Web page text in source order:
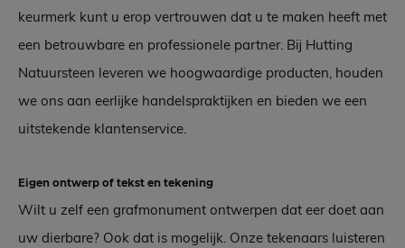
keurmerk kunt u erop vertrouwen dat u te maken heeft met
een betrouwbare en professionele partner. Bij Hutting
Natuursteen leveren we hoogwaardige producten, houden
we ons aan eerlijke handelspraktijken en bieden we een
uitstekende klantenservice.
Eigen ontwerp of tekst en tekening
Wilt u zelf een grafmonument ontwerpen dat eer doet aan
uw dierbare? Ook dat is mogelijk. Onze tekenaars luisteren